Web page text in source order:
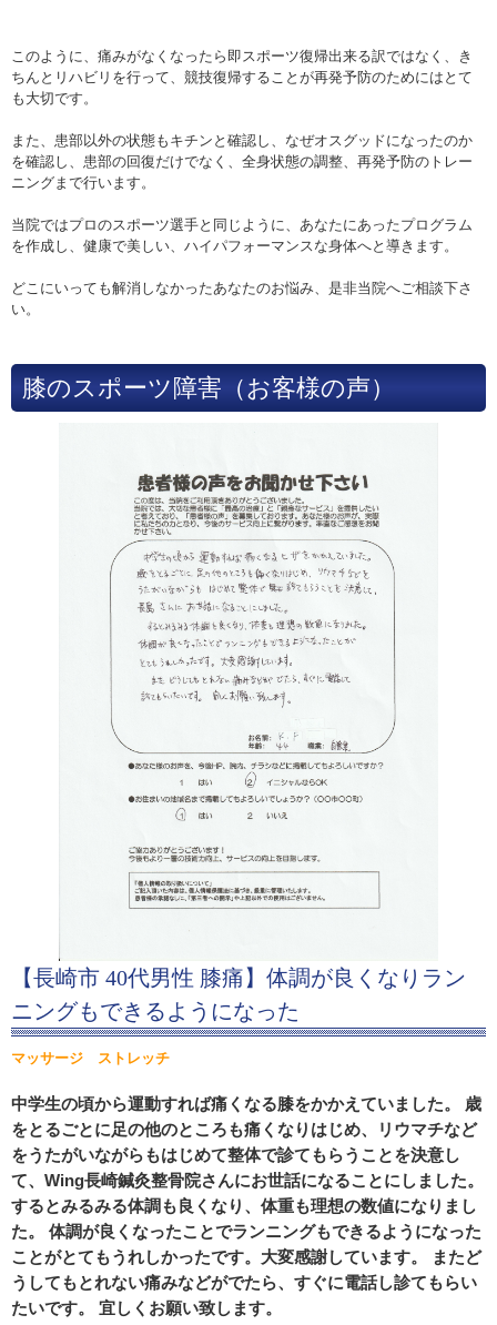
このように、痛みがなくなったら即スポーツ復帰出来る訳ではなく、き
ちんとリハビリを行って、競技復帰することが再発予防のためにはとて
も大切です。
また、患部以外の状態もキチンと確認し、なぜオスグッドになったのか
を確認し、患部の回復だけでなく、全身状態の調整、再発予防のトレー
ニングまで行います。
当院ではプロのスポーツ選手と同じように、あなたにあったプログラム
を作成し、健康で美しい、ハイパフォーマンスな身体へと導きます。
どこにいっても解消しなかったあなたのお悩み、是非当院へご相談下さ
い。
膝のスポーツ障害（お客様の声）
【長崎市 40代男性 膝痛】体調が良くなりラン
ニングもできるようになった
マッサージ ストレッチ
中学生の頃から運動すれば痛くなる膝をかかえていました。 歳
をとるごとに足の他のところも痛くなりはじめ、リウマチなど
をうたがいながらもはじめて整体で診てもらうことを決意し
て、Wing長崎鍼灸整骨院さんにお世話になることにしました。
するとみるみる体調も良くなり、体重も理想の数値になりまし
た。 体調が良くなったことでランニングもできるようになった
ことがとてもうれしかったです。大変感謝しています。 またど
うしてもとれない痛みなどがでたら、すぐに電話し診てもらい
たいです。 宜しくお願い致します。